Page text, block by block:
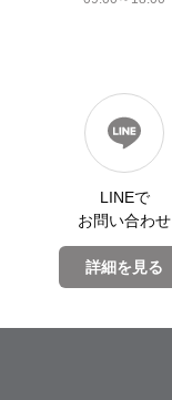
LINEで
お問い合わせ
詳細を見る